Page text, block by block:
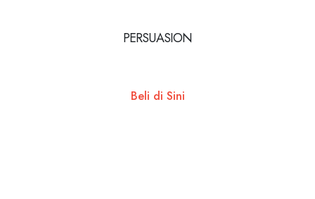
PERSUASION
Beli di Sini